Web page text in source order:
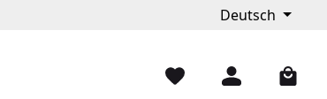
Deutsch